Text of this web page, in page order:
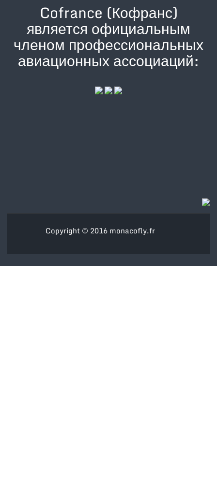
Cofrance (Кофранс)
является официальным
членом профессиональных
авиационных ассоциаций:
Copyright © 2016 monacofly.fr